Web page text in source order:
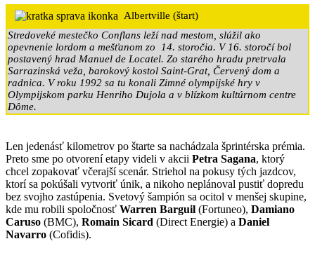
Albertville (štart)
Stredoveké mestečko Conflans leží nad mestom, slúžil ako
opevnenie lordom a mešťanom zo 14. storočia. V 16. storočí bol
postavený hrad Manuel de Locatel. Zo starého hradu pretrvala
Sarrazinská veža, barokový kostol Saint-Grat, Červený dom a
radnica. V roku 1992 sa tu konali Zimné olympijské hry v
Olympijskom parku Henriho Dujola a v blízkom kultúrnom centre
Dôme.
Len jedenásť kilometrov po štarte sa nachádzala šprintérska prémia.
Preto sme po otvorení etapy videli v akcii Petra Sagana, ktorý
chcel zopakovať včerajší scenár. Striehol na pokusy tých jazdcov,
ktorí sa pokúšali vytvoriť únik, a nikoho neplánoval pustiť dopredu
bez svojho zastúpenia. Svetový šampión sa ocitol v menšej skupine,
kde mu robili spoločnosť Warren Barguil (Fortuneo), Damiano
Caruso (BMC), Romain Sicard (Direct Energie) a Daniel
Navarro (Cofidis).